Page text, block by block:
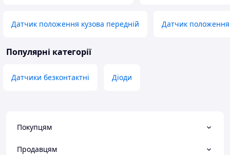
Датчик положення кузова передній Датчик
Популярні категорії
Датчики безконтактні Діоди
Покупцям
Продавцям